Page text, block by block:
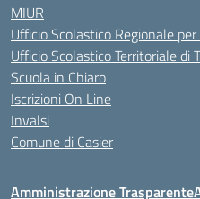
MIUR
Ufficio Scolastico Regionale
Ufficio Scolastico Territoriale di
Scuola in Chiaro
Iscrizioni On Line
Invalsi
Comune di Casier
Amministrazione Trasparente